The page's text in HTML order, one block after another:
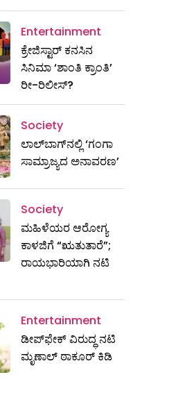
Entertainment
ಕ್ರೇಜಿಸ್ಟಾರ್ ಕನಸಿನ
ಸಿನಿಮಾ ‘ಶಾಂತಿ ಕ್ರಾಂತಿ’
ರೀ-ರಿಲೀಸ್?
Society
ಲಾಲ್‌ಬಾಗ್‌ನಲ್ಲಿ ‘ಗಂಗಾ
ಸಾಮ್ರಾಜ್ಯದ ಅನಾವರಣ’
Society
ಮಹಿಳೆಯರ ಆರೋಗ್ಯ
ಕಾಳಜಿಗೆ “ಋತುತಾರೆ”;
ರಾಯಭಾರಿಯಾಗಿ ನಟಿ
Entertainment
ಡೀಪ್‌ಫೇಕ್ ವಿರುದ್ಧ ನಟಿ
ಮೃಣಾಲ್ ಠಾಕೂರ್ ಕಿಡಿ